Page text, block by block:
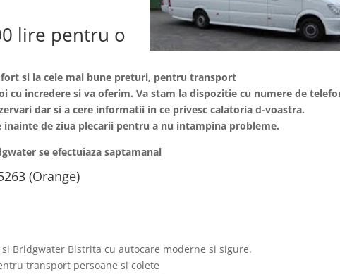
lire pentru o
si la cele mai bune preturi, pentru transport
cu incredere si va oferim. Va stam la dispozitie cu numere de
dar si a cere informatii in ce privesc calatoria d-voastra.
inainte de ziua plecarii pentru a nu intampina probleme.
se efectuiaza saptamanal
(Orange)
Bridgwater Bistrita cu autocare moderne si sigure.
transport persoane si colete